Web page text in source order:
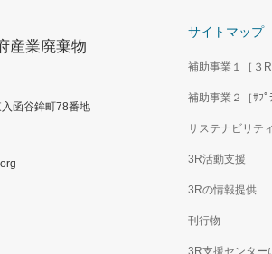
サイトマップ
補助事業１［３
補助事業２［ｻﾌﾟ
サステナビリテ
3R活動支援
3Rの情報提供
刊行物
3R支援センター
産業廃棄物
函谷鉾町78番地